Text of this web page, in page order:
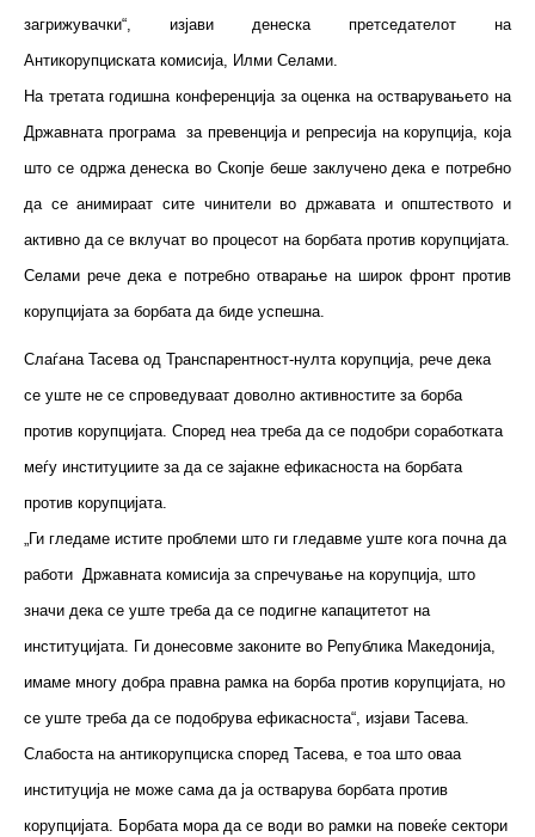
загрижувачки“, изјави денеска претседателот на
Антикорупциската комисија, Илми Селами.
На третата годишна конференција за оценка на остварувањето на
Државната програма за превенција и репресија на корупција, која
што се одржа денеска во Скопје беше заклучено дека е потребно
да се анимираат сите чинители во државата и општеството и
активно да се вклучат во процесот на борбата против корупцијата.
Селами рече дека е потребно отварање на широк фронт против
корупцијата за борбата да биде успешна.
Слаѓана Тасева од Транспарентност-нулта корупција, рече дека
се уште не се спроведуваат доволно активностите за борба
против корупцијата. Според неа треба да се подобри соработката
меѓу институциите за да се зајакне ефикасноста на борбата
против корупцијата.
„Ги гледаме истите проблеми што ги гледавме уште кога почна да
работи Државната комисија за спречување на корупција, што
значи дека се уште треба да се подигне капацитетот на
институцијата. Ги донесовме законите во Република Македонија,
имаме многу добра правна рамка на борба против корупцијата, но
се уште треба да се подобрува ефикасноста“, изјави Тасева.
Слабоста на антикорупциска според Тасева, е тоа што оваа
институција не може сама да ја остварува борбата против
корупцијата. Борбата мора да се води во рамки на повеќе сектори